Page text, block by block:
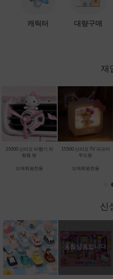
캐릭터 대량구매
재
25000 산리오 비행기 차
량용 방
도매회원전용
15500 산리오 TV 피규어
무드등
도매회원전용
신
품절상품입니다.